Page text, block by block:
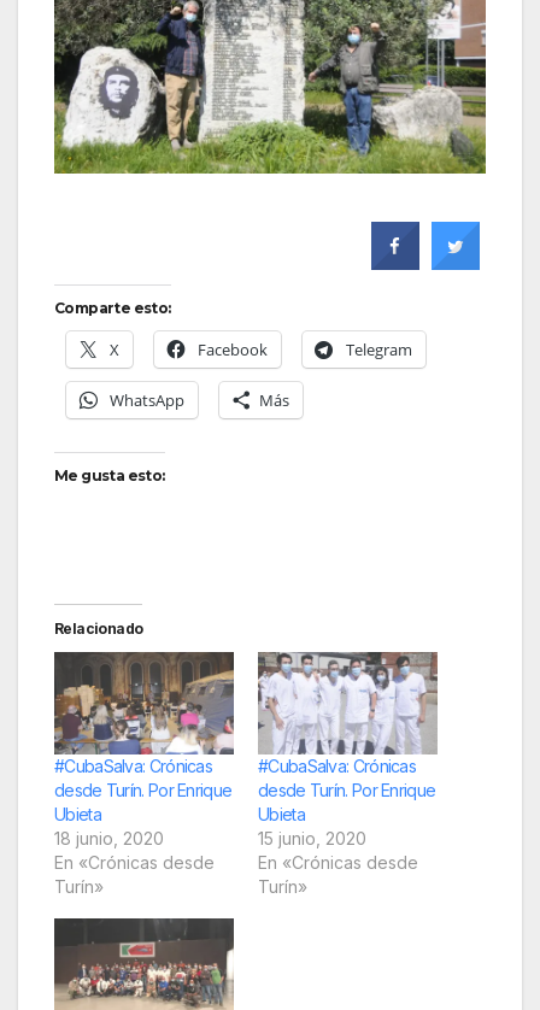
Comparte esto:
X Facebook Telegram
WhatsApp Más
Me gusta esto:
Relacionado
#CubaSalva: Crónicas
desde Turín. Por Enrique
Ubieta
18 junio, 2020
En «Crónicas desde
Turín»
#CubaSalva: Crónicas
desde Turín. Por Enrique
Ubieta
15 junio, 2020
En «Crónicas desde
Turín»